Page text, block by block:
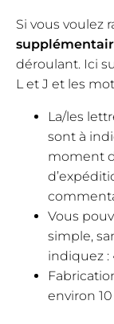
Si vous voulez
déroulant. Ici
L et J et les
La/les
sont à
moment
Vous
simple,
indiquez :
environ